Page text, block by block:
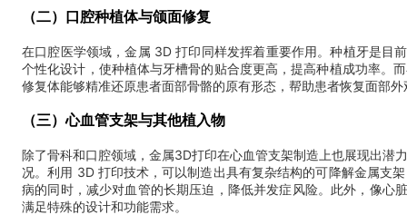
（二）口腔种植体与颌面修复
在口腔医学领域，金属 3D 打印同样发挥着重要作用。种植牙是目
个性化设计，使种植体与牙槽骨的贴合度更高，提高种植成功率。
修复体能够精准还原患者面部骨骼的原有形态，帮助患者恢复面部
（三）心血管支架与其他植入物
除了骨科和口腔领域，金属3D打印在心血管支架制造上也展现出潜
况。利用 3D 打印技术，可以制造出具有复杂结构的可降解金属支
病的同时，减少对血管的长期压迫，降低并发症风险。此外，像
满足特殊的设计和功能需求。